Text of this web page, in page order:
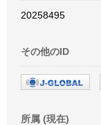
20258495
その他のID
所属 (現在)